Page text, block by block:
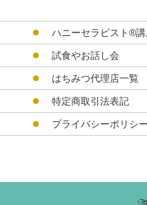
ハニーセラピスト®︎講
試食やお話し会
はちみつ代理店一覧
特定商取引法表記
プライバシーポリシー